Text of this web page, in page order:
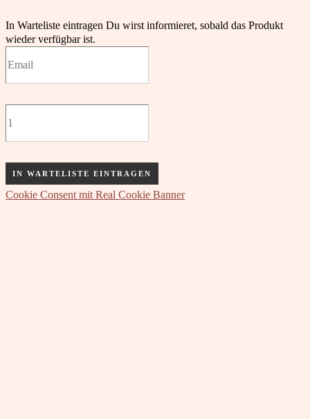
In Warteliste eintragen Du wirst informieret, sobald das Produkt
wieder verfügbar ist.
IN WARTELISTE EINTRAGEN
Cookie Consent mit Real Cookie Banner